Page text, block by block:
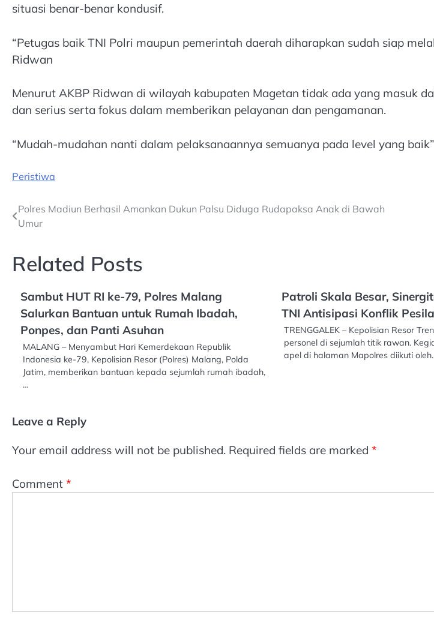
situasi benar-benar kondusif.
“Petugas baik TNI Polri maupun pemerintah daerah diharapkan sudah siap
Ridwan
Menurut AKBP Ridwan di wilayah kabupaten Magetan tidak ada yang masuk
dan serius serta fokus dalam memberikan pelayanan dan pengamanan.
“Mudah-mudahan nanti dalam pelaksanaannya semuanya pada level yang
Peristiwa
Post
Polres Madiun Berhasil Amankan Dukun Palsu Diduga Rudapaksa Anak di Bawah
Umur
Related Posts
Sambut HUT RI ke-79, Polres Malang
Salurkan Bantuan untuk Rumah Ibadah,
Ponpes, dan Panti Asuhan
MALANG – Menyambut Hari Kemerdekaan Republik
Indonesia ke-79, Kepolisian Resor (Polres) Malang, Polda
Jatim, memberikan bantuan kepada sejumlah rumah ibadah,
…
Patroli Skala Besar,
TNI Antisipasi Konflik
TRENGGALEK – Kepolisian Resor
personel di sejumlah titik rawan.
apel di halaman Mapolres diikuti
Leave a Reply
Your email address will not be published. Required fields are marked *
Comment *